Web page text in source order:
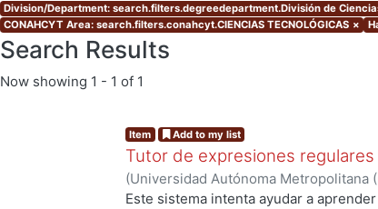
Division/Department: search.filters.degreedepartment.División de
CONAHCYT Area: search.filters.conahcyt.CIENCIAS TECNOLÓGICAS ×
Search Results
Now showing 1 - 1 of 1
Item Add to my list
Tutor de expresiones regulares
(Universidad Autónoma Metropolitana
de Servicios de Información., 1990-05)
Este sistema intenta ayudar a